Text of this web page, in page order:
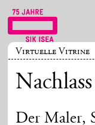
Virtuelle Vitrine
Der Maler,